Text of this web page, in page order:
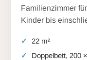
Familienzimmer
Kinder bis
22 m²
Doppelbett, 200